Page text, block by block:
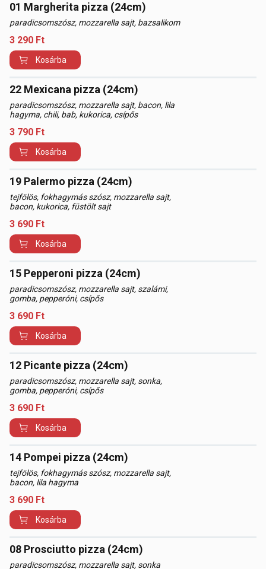
01 Margherita pizza (24cm)
paradicsomszósz, mozzarella sajt, bazsalikom
3 290 Ft
Kosárba
22 Mexicana pizza (24cm)
paradicsomszósz, mozzarella sajt, bacon, lila
hagyma, chili, bab, kukorica, csípős
3 790 Ft
Kosárba
19 Palermo pizza (24cm)
tejfölös, fokhagymás szósz, mozzarella sajt,
bacon, kukorica, füstölt sajt
3 690 Ft
Kosárba
15 Pepperoni pizza (24cm)
paradicsomszósz, mozzarella sajt, szalámi,
gomba, pepperóni, csípős
3 690 Ft
Kosárba
12 Picante pizza (24cm)
paradicsomszósz, mozzarella sajt, sonka,
gomba, pepperóni, csípős
3 690 Ft
Kosárba
14 Pompei pizza (24cm)
tejfölös, fokhagymás szósz, mozzarella sajt,
bacon, lila hagyma
3 690 Ft
Kosárba
08 Prosciutto pizza (24cm)
paradicsomszósz, mozzarella sajt, sonka